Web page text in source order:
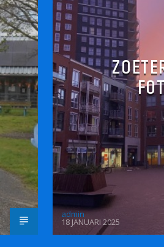
admin
18 JANUARI 2025